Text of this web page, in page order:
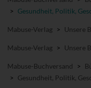
> Gesundheit, Politik,
Mabuse-Verlag > Unsere
Mabuse-Verlag > Unsere
Mabuse-Buchversand >
> Gesundheit, Politik,